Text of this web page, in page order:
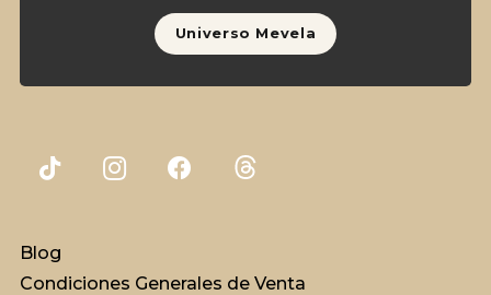
Universo Mevela
Blog
Condiciones Generales de Venta